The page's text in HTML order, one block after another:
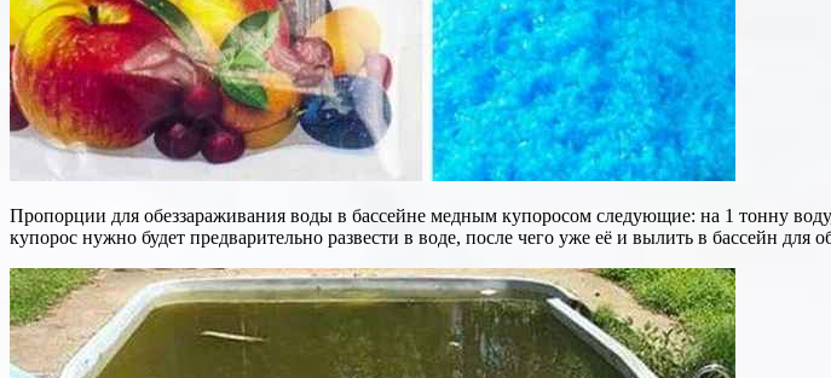
Пропорции для обеззараживания воды в бассейне медным купоросом следующие: на 1 тонну
купорос нужно будет предварительно развести в воде, после чего уже её и вылить в бассейн для